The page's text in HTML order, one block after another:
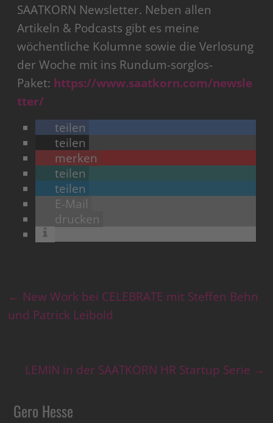
SAATKORN Newsletter. Neben allen
Artikeln & Podcasts gibt es meine
wöchentliche Kolumne sowie die Verlosung
der Woche mit ins Rundum-sorglos-
Paket: https://www.saatkorn.com/newsle
tter/
teilen
teilen
merken
teilen
teilen
E-Mail
drucken
← New Work bei CELEBRATE mit Steffen Behn
und Patrick Leibold
LEMIN in der SAATKORN HR Startup Serie →
Gero Hesse